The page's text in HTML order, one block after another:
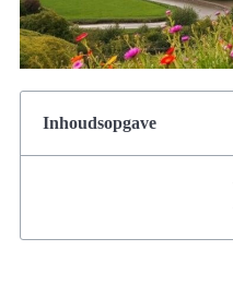
Inhoudsopgave